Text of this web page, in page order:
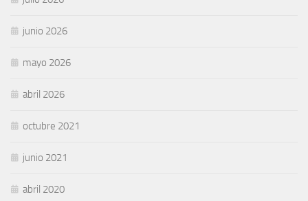
junio 2026
mayo 2026
abril 2026
octubre 2021
junio 2021
abril 2020